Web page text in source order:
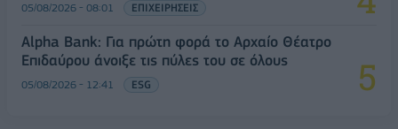
05/08/2026 - 08:01 ΕΠΙΧΕΙΡΗΣΕΙΣ
Alpha Bank: Για πρώτη φορά το Αρχαίο Θέατρο
Επιδαύρου άνοιξε τις πύλες του σε όλους
05/08/2026 - 12:41 ESG